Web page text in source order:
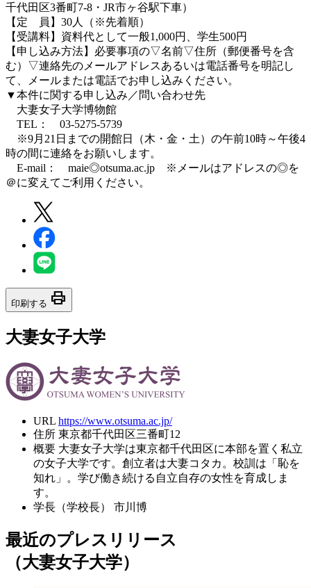
千代田区3番町7-8・JR市ヶ谷駅下車）
【定 員】30人（※先着順）
【受講料】資料代として一般1,000円、学生500円
【申し込み方法】必要事項の▽名前▽住所（郵便番号を含
む）▽連絡先のメールアドレスあるいは電話番号を明記し
て、メールまたは電話でお申し込みください。
▼本件に関する申し込み／問い合わせ先
大妻女子大学博物館
TEL： 03-5275-5739
※9月21日までの開館日（木・金・土）の午前10時～午後4
時の間に連絡をお願いします。
E-mail： maie◎otsuma.ac.jp ※メールはアドレスの◎を
＠に変えてご利用ください。
印刷する print
大妻女子大学
URL https://www.otsuma.ac.jp/
住所 東京都千代田区三番町12
概要 大妻女子大学は東京都千代田区に本部を置く私立
の女子大学です。創立者は大妻コタカ。校訓は「恥を
知れ」。学び働き続ける自立自存の女性を育成しま
す。
学長（学校長）
市川博
最近のプレスリリース
（大妻女子大学）